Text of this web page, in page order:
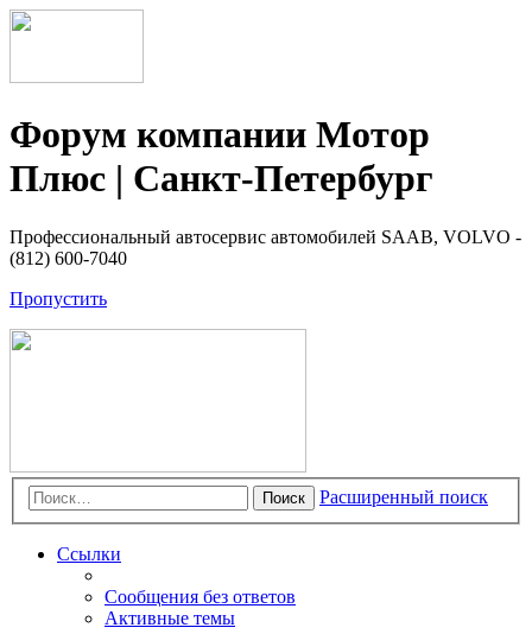
Форум компании Мотор
Плюс | Санкт-Петербург
Профессиональный автосервис автомобилей SAAB, VOLVO -
(812) 600-7040
Пропустить
Поиск Расширенный поиск
Ссылки
Сообщения без ответов
Активные темы